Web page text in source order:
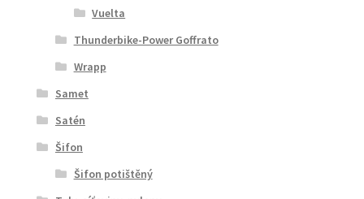
Vuelta
Thunderbike-Power Goffrato
Wrapp
Samet
Satén
Šifon
Šifon potištěný